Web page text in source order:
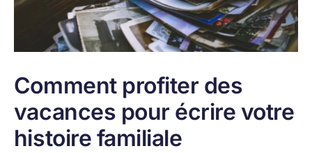
Comment profiter des
vacances pour écrire votre
histoire familiale